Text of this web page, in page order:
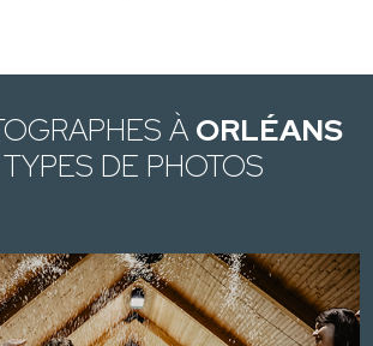
À ORLÉANS
TYPES DE PHOTOS